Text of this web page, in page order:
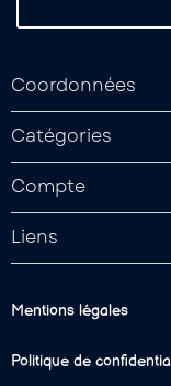
Coordonnées
Catégories
Compte
Liens
Mentions légales
Politique de